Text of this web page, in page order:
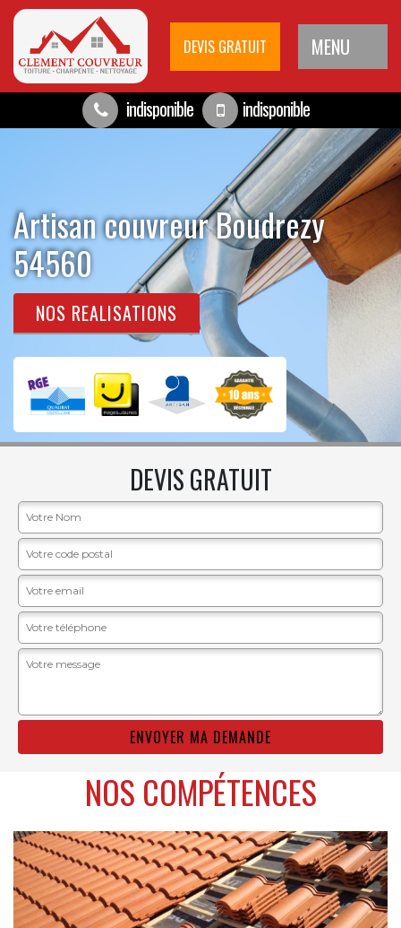
DEVIS GRATUIT MENU
indisponible indisponible
Artisan couvreur Boudrezy
54560
NOS REALISATIONS
DEVIS GRATUIT
NOS COMPÉTENCES